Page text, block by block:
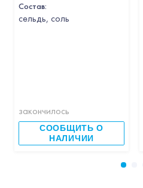
Состав:
cельдь, соль
закончилось
СООБЩИТЬ О
НАЛИЧИИ